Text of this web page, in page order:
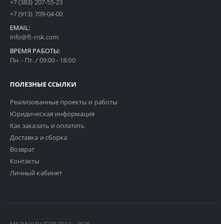
+7 (383) 207-55-23
+7 (913) 709-04-00
EMAIL:
info@ft-nsk.com
ВРЕМЯ РАБОТЫ:
Пн. - Пт. / 09:00 - 18:00
ПОЛЕЗНЫЕ ССЫЛКИ
Реализованные проекты и работы
Юридическая информация
Как заказать и оплатить
Доставка и сборка
Возврат
Контакты
Личный кабинет